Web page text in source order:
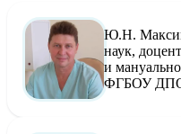
Ю.Н.
наук,
и
ФГБОУ